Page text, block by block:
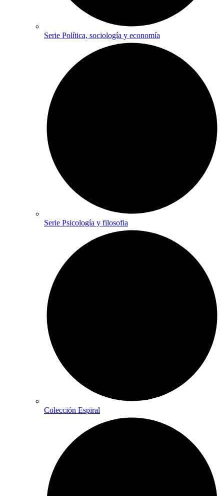
Serie Política, sociología y economía
Serie Psicología y filosofia
Colección Espiral